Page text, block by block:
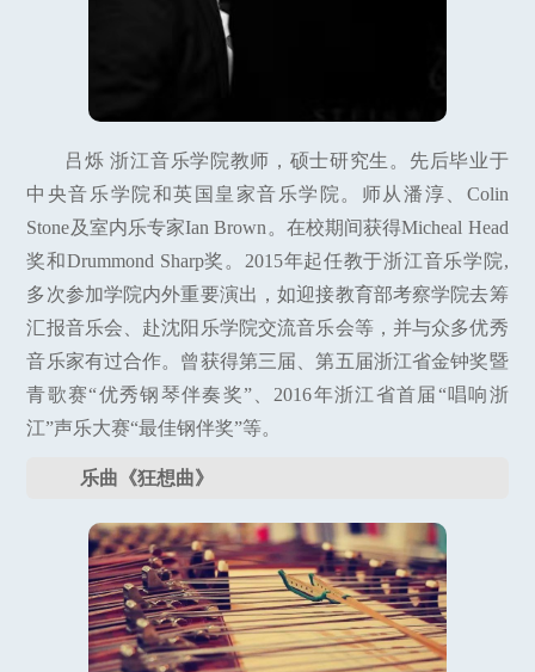
吕烁 浙江音乐学院教师，硕士研究生。先后毕业于
中央音乐学院和英国皇家音乐学院。师从潘淳、Colin
Stone及室内乐专家Ian Brown。在校期间获得Micheal Head
奖和Drummond Sharp奖。2015年起任教于浙江音乐学院,
多次参加学院内外重要演出，如迎接教育部考察学院去筹
汇报音乐会、赴沈阳乐学院交流音乐会等，并与众多优秀
音乐家有过合作。曾获得第三届、第五届浙江省金钟奖暨
青歌赛“优秀钢琴伴奏奖”、2016年浙江省首届“唱响浙
江”声乐大赛“最佳钢伴奖”等。
乐曲《狂想曲》